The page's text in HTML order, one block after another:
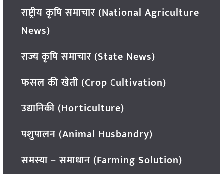
राष्ट्रीय कृषि समाचार (National Agriculture
News)
राज्य कृषि समाचार (State News)
फसल की खेती (Crop Cultivation)
उद्यानिकी (Horticulture)
पशुपालन (Animal Husbandry)
समस्या – समाधान (Farming Solution)